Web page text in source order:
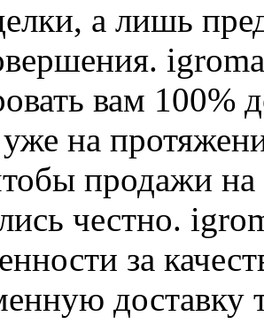
а лишь
вам 100%
уже на
продажи
честно.
за
доставку